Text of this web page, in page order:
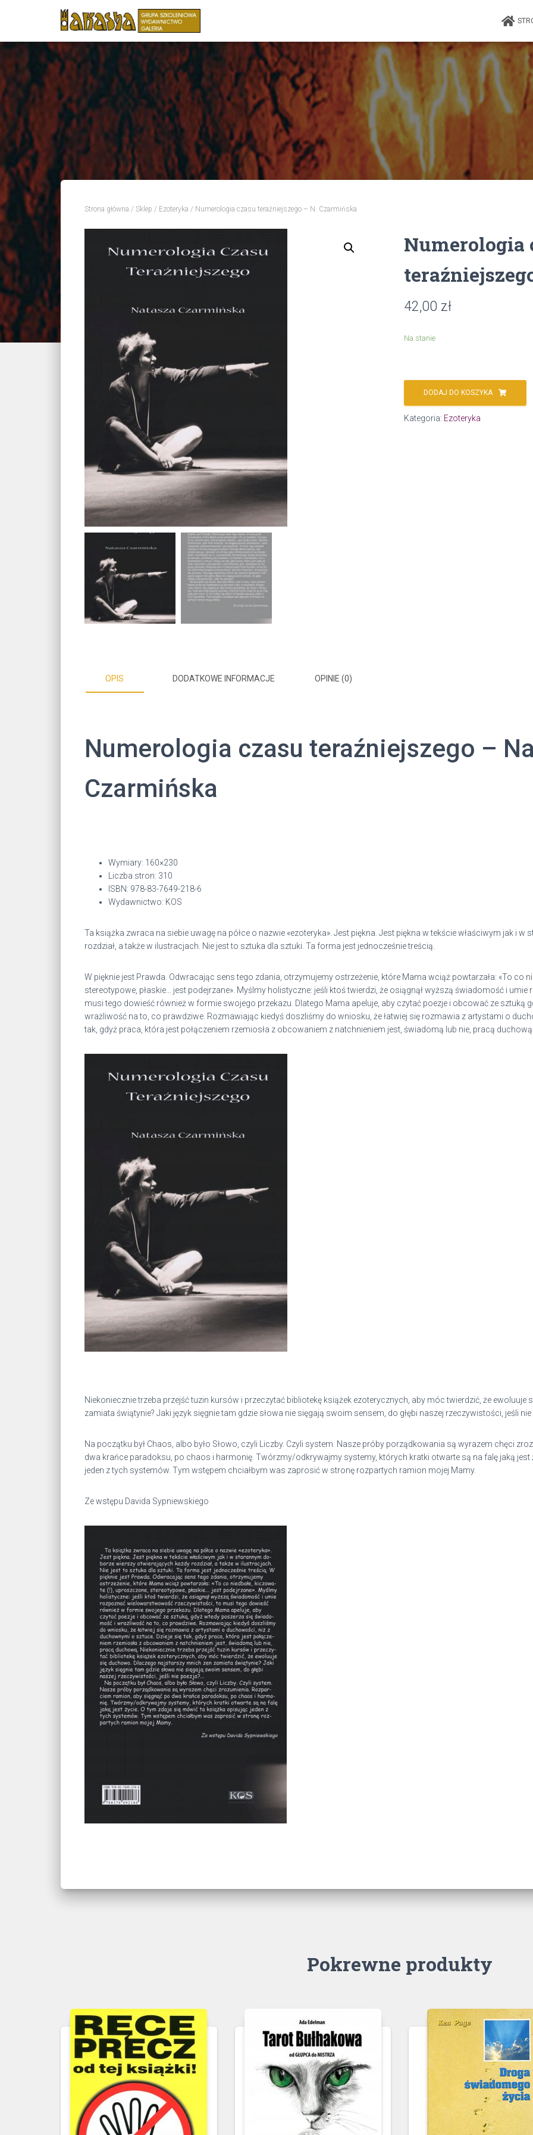
Strona główna / Sklep / Ezoteryka / Numerologia czasu teraźniejszego – N. Czarmińska
Numerologia
42,00 zł
Na stanie
DODAJ DO KOSZYKA
Kategoria: Ezoteryka
OPIS DODATKOWE INFORMACJE OPINIE (0)
Numerologia czasu teraźniejszego –
Czarmińska
Wymiary: 160×230
Liczba stron: 310
ISBN: 978-83-7649-218-6
Wydawnictwo: KOS
Ta książka zwraca na siebie uwagę na półce o nazwie «ezoteryka». Jest piękna. Jest piękna w tekście właściwym jak i
rozdział, a także w ilustracjach. Nie jest to sztuka dla sztuki. Ta forma jest jednocześnie treścią.
W pięknie jest Prawda. Odwracając sens tego zdania, otrzymujemy ostrzeżenie, które Mama wciąż powtarzała: «To co
stereotypowe, płaskie… jest podejrzane». Myślmy holistyczne: jeśli ktoś twierdzi, że osiągnął wyższą świadomość i
musi tego dowieść również w formie swojego przekazu. Dlatego Mama apeluje, aby czytać poezje i obcować ze sztuką
wrażliwość na to, co prawdziwe. Rozmawiając kiedyś doszliśmy do wniosku, że łatwiej się rozmawia z artystami o
tak, gdyż praca, która jest połączeniem rzemiosła z obcowaniem z natchnieniem jest, świadomą lub nie, pracą duchową.
Niekoniecznie trzeba przejść tuzin kursów i przeczytać bibliotekę książek ezoterycznych, aby móc twierdzić, że
zamiata świątynie? Jaki język sięgnie tam gdzie słowa nie sięgają swoim sensem, do głębi naszej rzeczywistości, jeśli nie
Na początku był Chaos, albo było Słowo, czyli Liczby. Czyli system. Nasze próby porządkowania są wyrazem chęci
dwa krańce paradoksu, po chaos i harmonię. Twórzmy/odkrywajmy systemy, których kratki otwarte są na falę jaką jest
jeden z tych systemów. Tym wstępem chciałbym was zaprosić w stronę rozpartych ramion mojej Mamy.
Ze wstępu Davida Sypniewskiego
Pokrewne produkty